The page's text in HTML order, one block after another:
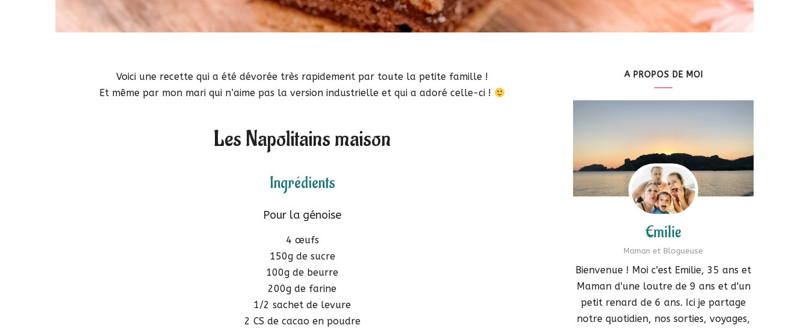
Voici une recette qui a été dévorée très rapidement par toute la petite famille !
Et même par mon mari qui n’aime pas la version industrielle et qui a adoré celle-ci !
Les Napolitains maison
Ingrédients
Pour la génoise
4 œufs
150g de sucre
100g de beurre
200g de farine
1/2 sachet de levure
2 CS de cacao en poudre
A PROPOS DE MOI
Emilie
Maman et Blogueuse
Bienvenue ! Moi c'est Emilie, 35 ans et
Maman d'une loutre de 9 ans et d'un
petit renard de 6 ans. Ici je partage
notre quotidien, nos sorties, voyages,